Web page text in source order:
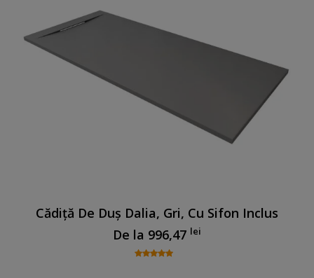
Cădiță De Duș Dalia, Gri, Cu Sifon Inclus
De la 996,47 lei